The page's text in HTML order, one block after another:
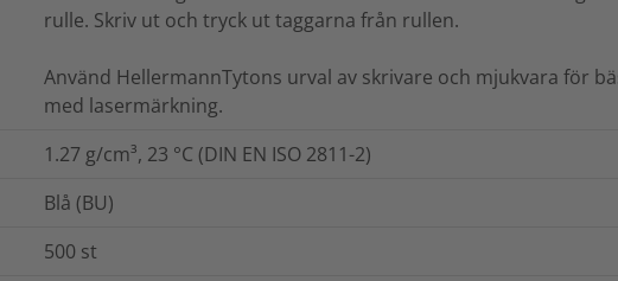
rulle. Skriv ut och tryck ut taggarna från rullen.
Använd HellermannTytons urval av skrivare och mjukvara för
med lasermärkning.
1.27 g/cm³, 23 °C (DIN EN ISO 2811-2)
Blå (BU)
500 st